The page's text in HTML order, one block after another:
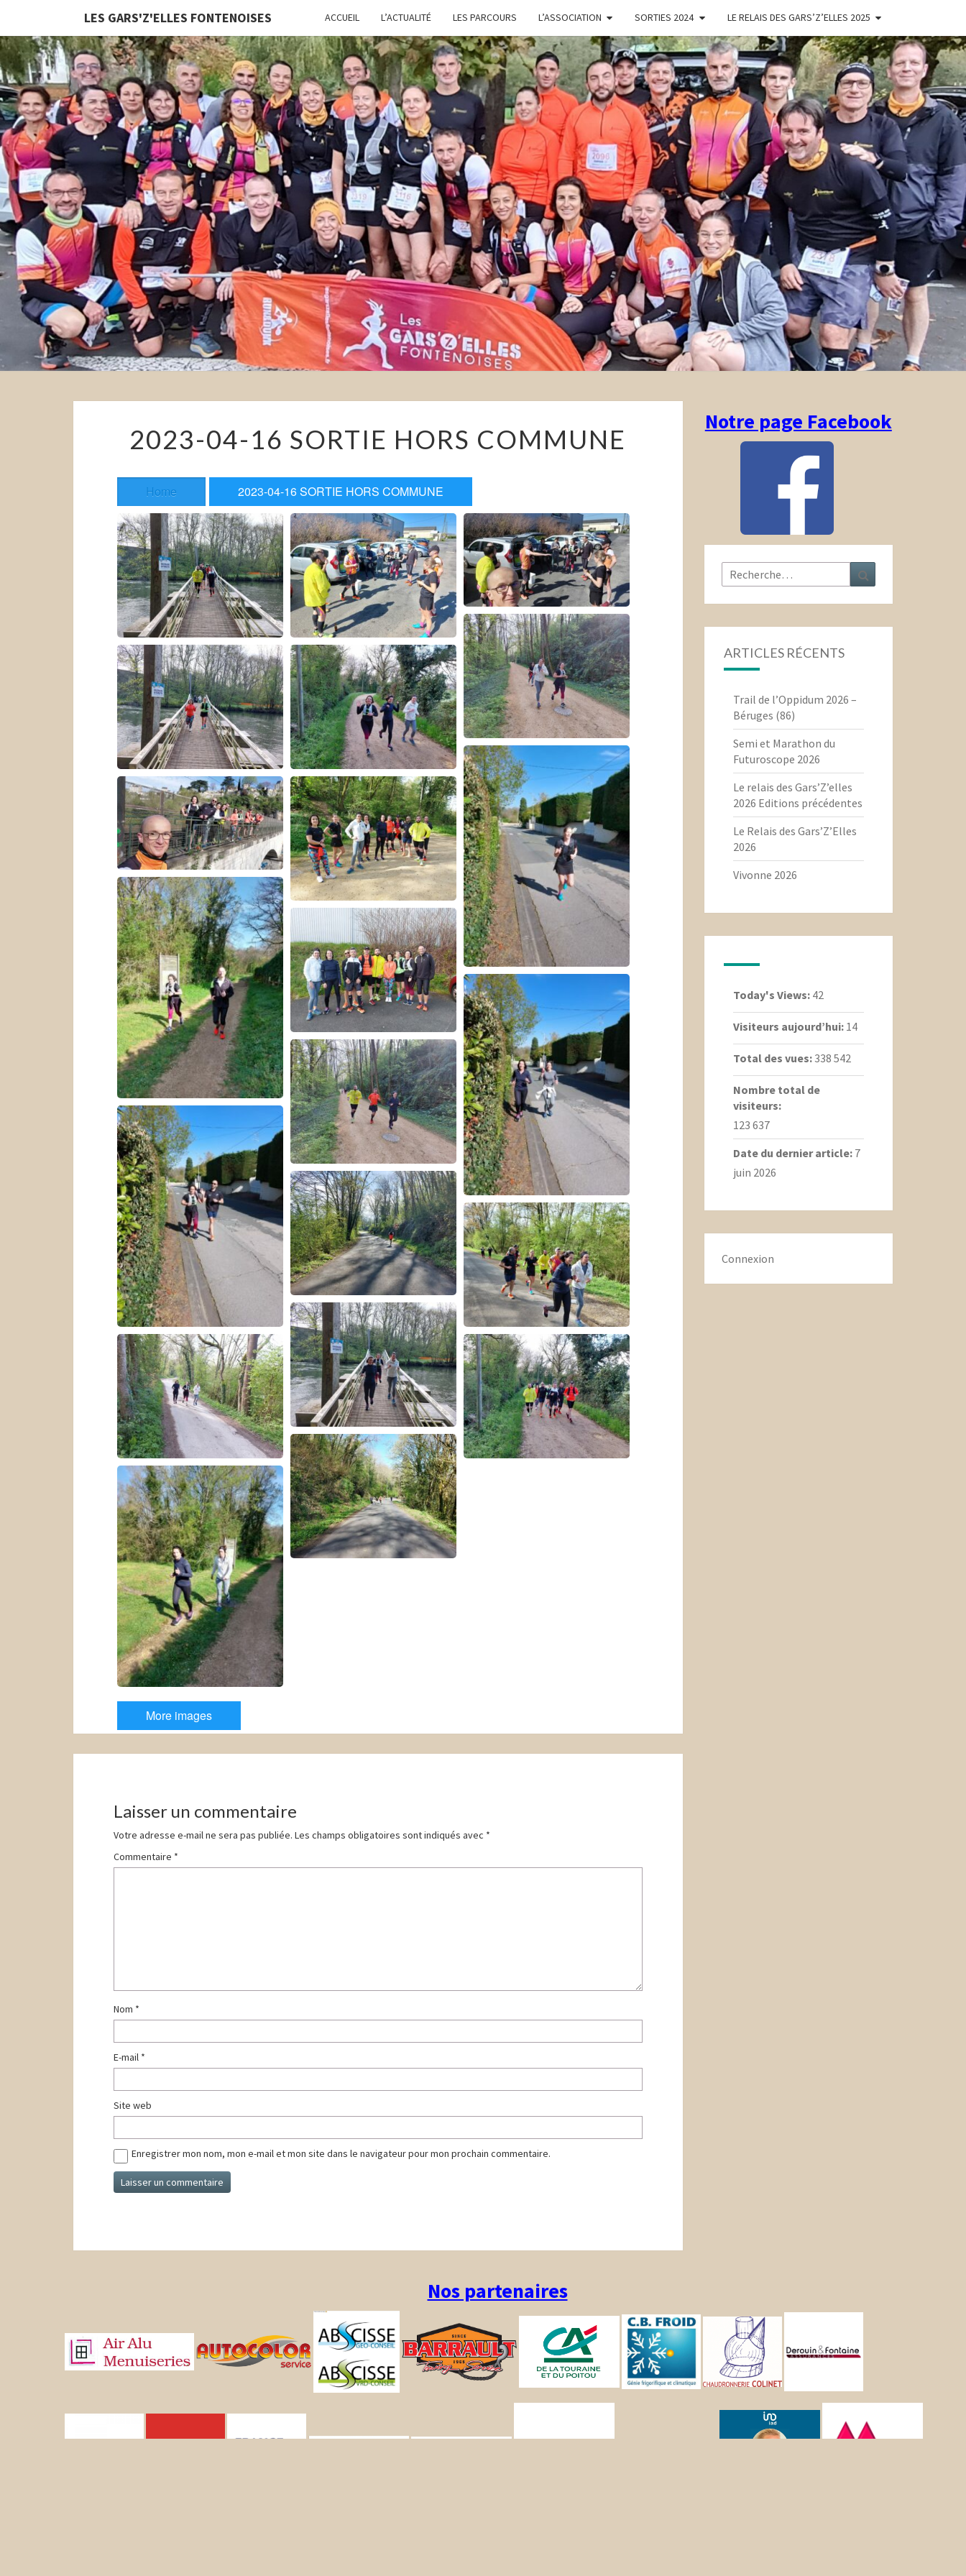
LES GARS'Z'ELLES FONTENOISES ACCUEIL L’ACTUALITÉ LES PARCOURS L’ASSOCIATION SORTIES 2024 LE RELAIS DES GARS’Z’ELLES 2025
LES
GARS'Z'ELLES
FONTENOISES
04-
16
HORS
COMMUNE
2023-04-16 SORTIE HORS COMMUNE
Home 2023-04-16 SORTIE HORS COMMUNE
More images
Laisser un commentaire
Votre adresse e-mail ne sera pas publiée. Les champs obligatoires sont indiqués avec *
Commentaire *
Nom *
E-mail *
Site web
Enregistrer mon nom, mon e-mail et mon site dans le navigateur pour mon prochain commentaire.
Notre page Facebook
Rechercher :
ARTICLES RÉCENTS
Trail de l’Oppidum 2026 –
Béruges (86)
Semi et Marathon du
Futuroscope 2026
Le relais des Gars’Z’elles
2026 Editions précédentes
Le Relais des Gars’Z’Elles
2026
Vivonne 2026
Today's Views: 42
Visiteurs aujourd’hui: 14
Total des vues: 338 542
Nombre total de
visiteurs:
123 637
Date du dernier article: 7
juin 2026
Connexion
Nos partenaires